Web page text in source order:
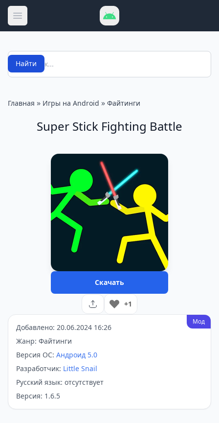
Открыть меню
Поиск
Найти
Главная » Игры на Android » Файтинги
Super Stick Fighting Battle
Скачать
+1
Мод
Добавлено: 20.06.2024 16:26
Жанр: Файтинги
Версия ОС: Андроид 5.0
Разработчик: Little Snail
Русский язык: отсутствует
Версия: 1.6.5